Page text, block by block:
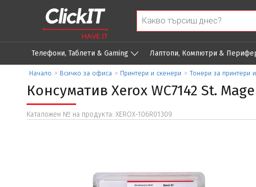
Телефони, Таблети & Gaming Лаптопи, Компютри &
Начало > Всичко за офиса > Принтери и скенери > Тонери за принтери и
Консуматив Xerox WC7142 St.
Каталожен № на продукта: XEROX-106R01309